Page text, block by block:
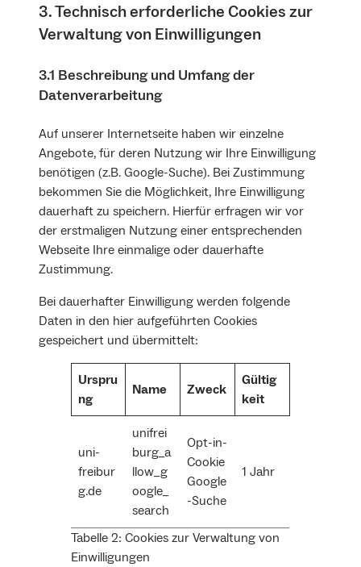
3. Technisch erforderliche Cookies zur
Verwaltung von Einwilligungen
3.1 Beschreibung und Umfang der
Datenverarbeitung
Auf unserer Internetseite haben wir einzelne
Angebote, für deren Nutzung wir Ihre Einwilligung
benötigen (z.B. Google-Suche). Bei Zustimmung
bekommen Sie die Möglichkeit, Ihre Einwilligung
dauerhaft zu speichern. Hierfür erfragen wir vor
der erstmaligen Nutzung einer entsprechenden
Webseite Ihre einmalige oder dauerhafte
Zustimmung.
Bei dauerhafter Einwilligung werden folgende
Daten in den hier aufgeführten Cookies
gespeichert und übermittelt:
Urspru
ng
Name Zweck
Gültig
keit
uni-
freibur
g.de
unifrei
burg_a
llow_g
oogle_
search
Opt-in-
Cookie
Google
-Suche
1 Jahr
Tabelle 2: Cookies zur Verwaltung von
Einwilligungen